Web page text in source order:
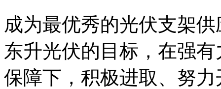
成为最优秀的光伏支架
东升光伏的目标，在强
保障下，积极进取、努